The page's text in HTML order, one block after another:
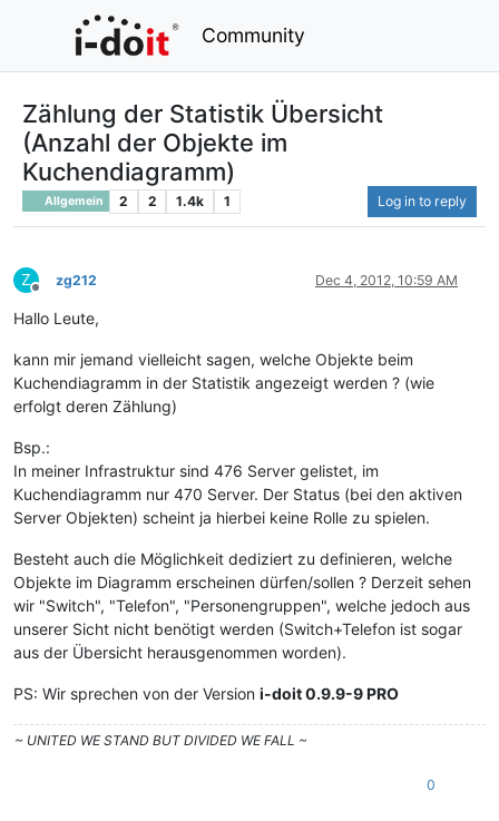
Community
Zählung der Statistik Übersicht
(Anzahl der Objekte im
Kuchendiagramm)
Allgemein 2 2 1.4k 1 Log in to reply
Z
Offline
zg212 Dec 4, 2012, 10:59 AM
Hallo Leute,
kann mir jemand vielleicht sagen, welche Objekte beim
Kuchendiagramm in der Statistik angezeigt werden ? (wie
erfolgt deren Zählung)
Bsp.:
In meiner Infrastruktur sind 476 Server gelistet, im
Kuchendiagramm nur 470 Server. Der Status (bei den aktiven
Server Objekten) scheint ja hierbei keine Rolle zu spielen.
Besteht auch die Möglichkeit dediziert zu definieren, welche
Objekte im Diagramm erscheinen dürfen/sollen ? Derzeit sehen
wir "Switch", "Telefon", "Personengruppen", welche jedoch aus
unserer Sicht nicht benötigt werden (Switch+Telefon ist sogar
aus der Übersicht herausgenommen worden).
PS: Wir sprechen von der Version i-doit 0.9.9-9 PRO
~ UNITED WE STAND BUT DIVIDED WE FALL ~
0